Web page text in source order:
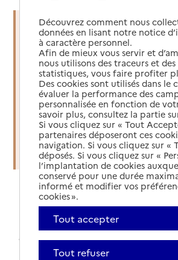
Vous êtes dans une
d’urgence ?
Mettre en place des services
soins à domicile
Organiser une sortie
Trouver un établissement
Annuaires et
Avec nos annuaires, simplifiez
comparez les prix des EHPAD ou
site de votre département pour
Découvrez comment nous
données en lisant notre notice
à caractère personnel.
Afin de mieux vous servir et
nous utilisons des traceurs et
statistiques, vous faire profiter
Des cookies sont utilisés dans
évaluer la performance des
personnalisée en fonction de
savoir plus, consultez la partie
Si vous cliquez sur « Tout
partenaires déposeront ces
navigation. Si vous cliquez sur «
déposés. Si vous cliquez sur «
l’implantation de cookies
conservé pour une durée
informé et modifier vos
cookies ».
Tout accepter
Tout refuser